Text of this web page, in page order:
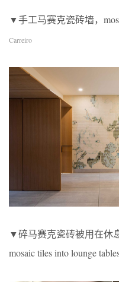
▼手工马赛克瓷砖墙，
Carreiro
▼碎马赛克瓷砖被用在休
mosaic tiles into lounge